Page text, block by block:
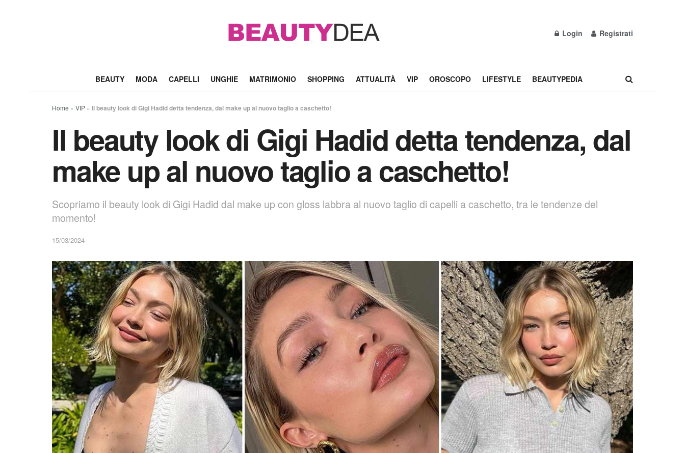
Login Registrati
BEAUTY MODA CAPELLI UNGHIE MATRIMONIO SHOPPING ATTUALITÀ VIP OROSCOPO LIFESTYLE BEAUTYPEDIA
Home » VIP » Il beauty look di Gigi Hadid detta tendenza, dal make up al nuovo taglio a caschetto!
Il beauty look di Gigi Hadid detta tendenza, dal
make up al nuovo taglio a caschetto!
Scopriamo il beauty look di Gigi Hadid dal make up con gloss labbra al nuovo taglio di capelli a caschetto, tra le tendenze del
momento!
15/03/2024